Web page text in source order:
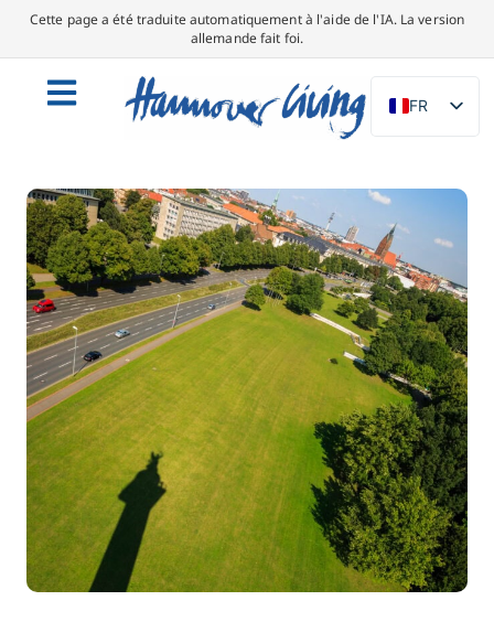
Cette page a été traduite automatiquement à l'aide de l'IA. La version
allemande fait foi.
FR
DE
ES
IT
DA
SV
PT
TR
RU
FI
ZH